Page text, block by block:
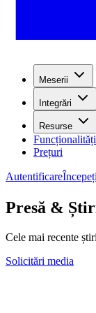
Meserii
Integrări
Resurse
Funcționalități
Prețuri
AutentificareÎncepeți
Presă &
Cele mai recente
Solicitări media